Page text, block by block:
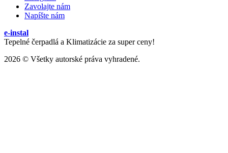
Zavolajte nám
Napíšte nám
e-instal
Tepelné čerpadlá a Klimatizácie za super ceny!
2026 © Všetky autorské práva vyhradené.